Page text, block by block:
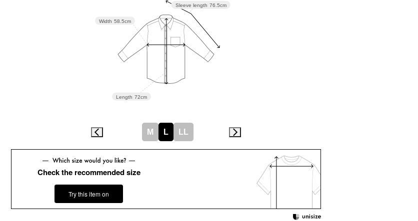
Sleeve length 76.5cm
Length 72cm
Width 58.5cm
M L LL
Check the recommended size
Try this item on